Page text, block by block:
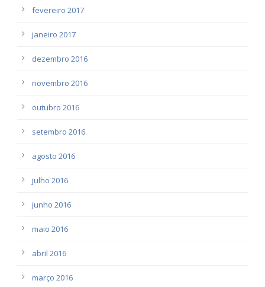
fevereiro 2017
janeiro 2017
dezembro 2016
novembro 2016
outubro 2016
setembro 2016
agosto 2016
julho 2016
junho 2016
maio 2016
abril 2016
março 2016